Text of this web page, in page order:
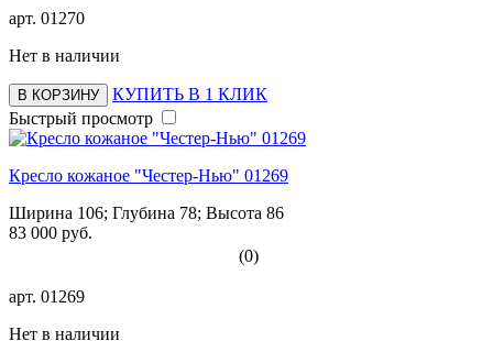
арт. 01270
Нет в наличии
В КОРЗИНУ
КУПИТЬ В 1 КЛИК
Быстрый просмотр
Кресло кожаное "Честер-Нью" 01269
Ширина 106; Глубина 78; Высота 86
83 000 руб.
(0)
арт. 01269
Нет в наличии